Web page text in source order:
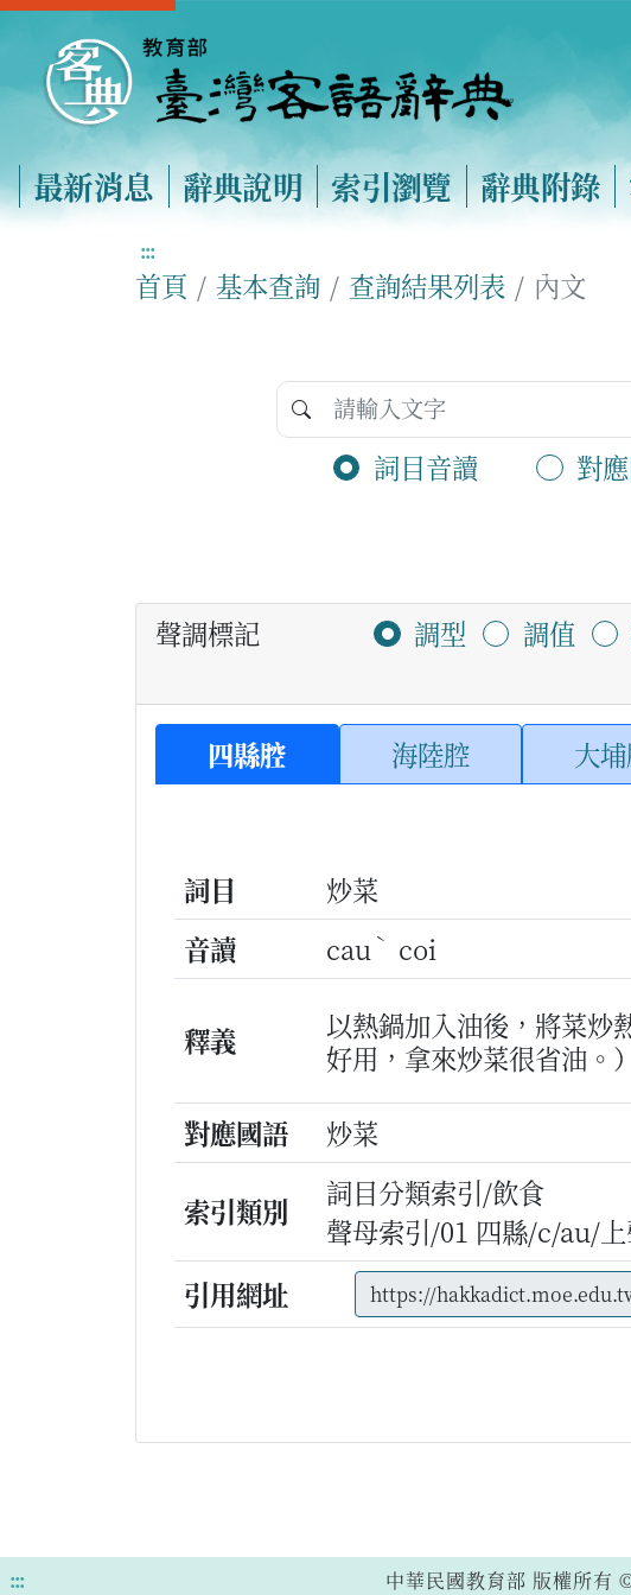
最新消息 辭典說明 索引瀏覽 辭典附錄
:::
首頁 基本查詢 查詢結果列表 內文
詞目音讀 對
聲調標記 調型 調值
四縣腔 海陸腔 大
詞目
炒菜
音讀
cau ˋ coi
釋義 以熱鍋加入油後，將菜炒
好用，拿來炒菜很省油。）
對應國語
炒菜
索引類別
詞目分類索引/飲食
聲母索引/01 四縣/c/au/
引用網址
::: 中華民國教育部 版權所